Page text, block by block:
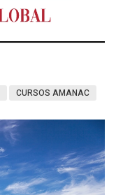
CURSOS AMANAC